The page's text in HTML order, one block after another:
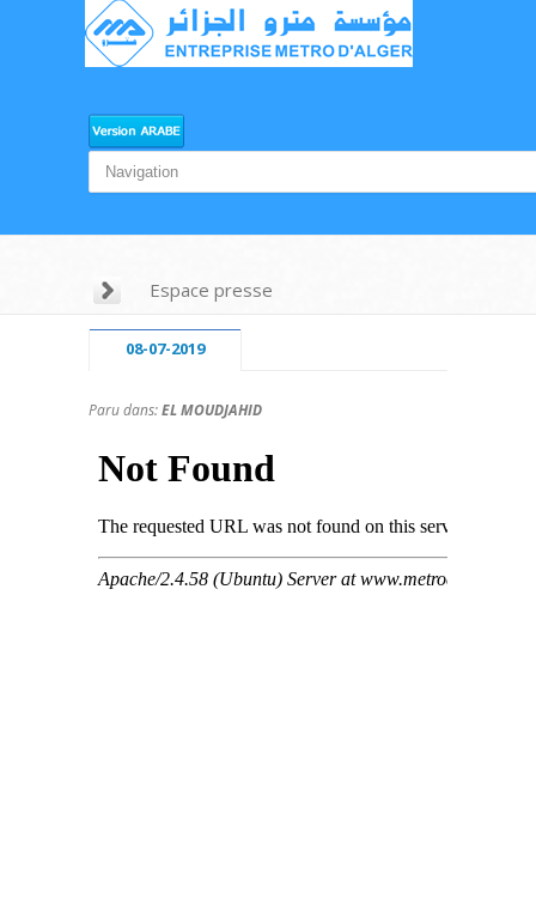
Espace presse
08-07-2019
Paru dans:EL MOUDJAHID